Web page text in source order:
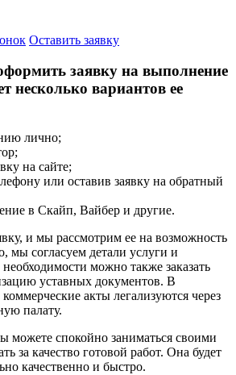
Оставить заявку
заявку на выполнение
несколько вариантов ее
лично;
на сайте;
или оставив заявку на обратный
в Скайп, Вайбер и другие.
и мы рассмотрим ее на возможность
мы согласуем детали услуги и
можно также заказать
уставных документов. В
акты легализуются через
палату.
спокойно заниматься своими
за качество готовой работ. Она будет
качественно и быстро.